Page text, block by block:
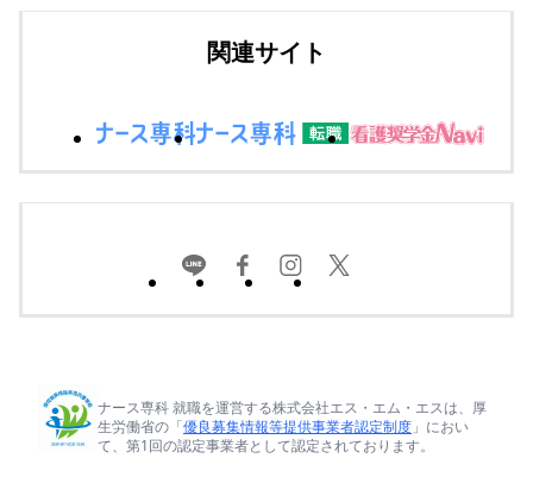
関連サイト
ナース専科 就職を運営する株式会社エス・エム・エスは、厚
生労働省の「優良募集情報等提供事業者認定制度 」におい
て、第1回の認定事業者として認定されております。